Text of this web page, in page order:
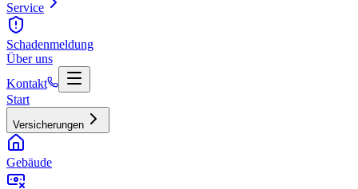
Service
Schadenmeldung
Über uns
Kontakt
Start
Versicherungen
Gebäude